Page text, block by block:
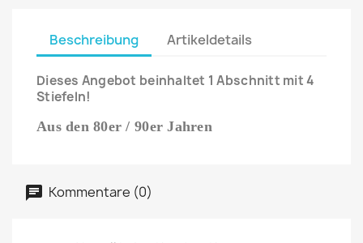
Beschreibung Artikeldetails
Dieses Angebot beinhaltet 1 Abschnitt mit 4
Stiefeln!
Aus den 80er / 90er Jahren
Kommentare (0)